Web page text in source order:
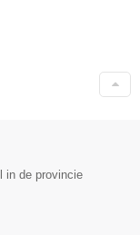
in de provincie